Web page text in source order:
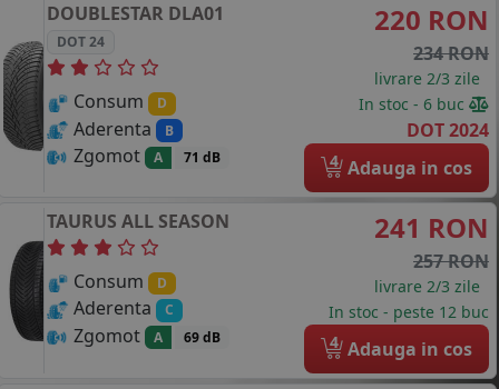
DOUBLESTAR DLA01
DOT 24
Consum D
Aderenta B
Zgomot A 71 dB
220 RON
234 RON
livrare 2/3 zile
In stoc - 6 buc
DOT 2024
4 Adauga in cos
TAURUS ALL SEASON
Consum D
Aderenta C
Zgomot A 69 dB
241 RON
257 RON
livrare 2/3 zile
In stoc - peste 12 buc
4 Adauga in cos